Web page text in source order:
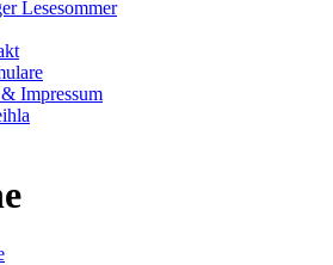
Lesesommer
Impressum